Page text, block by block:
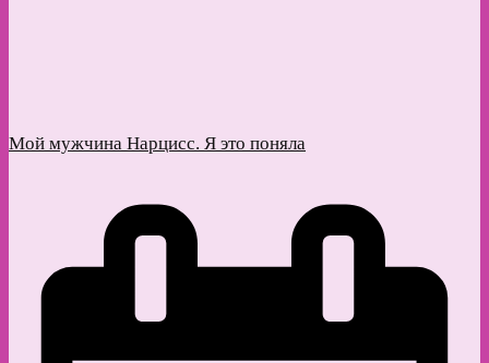
Мой мужчина Нарцисс. Я это поняла